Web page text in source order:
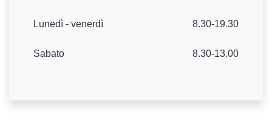
Lunedì - venerdì 8.30-19.30
Sabato 8.30-13.00